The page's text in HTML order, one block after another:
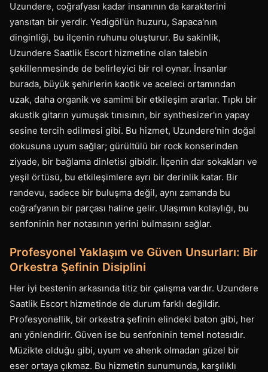
Uzundere, coğrafyası kadar insanının da karakterini
yansıtan bir yerdir. Yedigöl'ün huzuru, Sapaca'nın
dinginliği, bu ilçenin ruhunu oluşturur. Bu sakinlik,
Uzundere Saatlik Escort hizmetine olan talebin
şekillenmesinde de belirleyici bir rol oynar. İnsanlar
burada, büyük şehirlerin kaotik ve aceleci ortamından
uzak, daha organik ve samimi bir etkileşim ararlar. Tıpkı bir
akustik gitarın yumuşak tınısının, bir synthesizer'ın yapay
sesine tercih edilmesi gibi. Bu hizmet, Uzundere'nin doğal
dokusuna uyum sağlar; gürültülü bir rock konserinden
ziyade, bir bağlama dinletisi gibidir. İlçenin dar sokakları ve
yeşil örtüsü, bu etkileşimlere ayrı bir derinlik katar. Bir
randevu, sadece bir buluşma değil, aynı zamanda bu
coğrafyanın bir parçası haline gelir. Ulaşımın kolaylığı, bu
senfoninin her notasının yerini bulmasını sağlar.
Profesyonel Yaklaşım ve Güven Unsurları: Bir
Orkestra Şefinin Disiplini
Her iyi bestenin arkasında titiz bir çalışma vardır. Uzundere
Saatlik Escort hizmetinde de durum farklı değildir.
Profesyonellik, bir orkestra şefinin elindeki baton gibi, her
anı yönlendirir. Güven ise bu senfoninin temel notasıdır.
Müzikte olduğu gibi, uyum ve ahenk olmadan güzel bir
eser ortaya çıkmaz. Bu hizmetin sunumunda, karşılıklı